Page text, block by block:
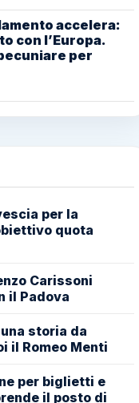
accelera:
con l’Europa.
per
per la
quota
Carissoni
il Padova
storia da
il Romeo Menti
per biglietti e
il posto di